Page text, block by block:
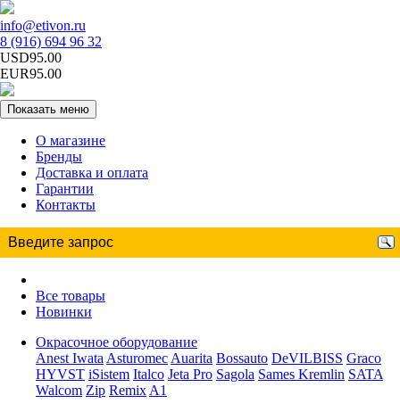
info@etivon.ru
8 (916) 694 96 32
USD95.00
EUR95.00
Показать меню
О магазине
Бренды
Доставка и оплата
Гарантии
Контакты
Все товары
Новинки
Окрасочное оборудование
Anest Iwata Asturomec Auarita Bossauto DeVILBISS Graco
HYVST iSistem Italco Jeta Pro Sagola Sames Kremlin SATA
Walcom Zip Remix A1